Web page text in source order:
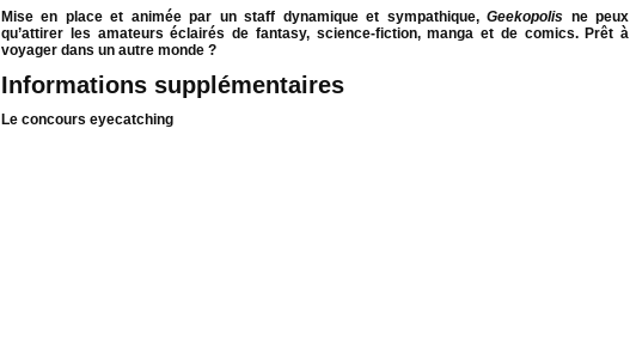
Mise en place et animée par un staff dynamique et sympathique,Geekopolis ne peux
qu’attirer les amateurs éclairés de fantasy, science-fiction, manga et de comics. Prêt à
voyager dans un autre monde ?
Informations supplémentaires
Le concours eyecatching